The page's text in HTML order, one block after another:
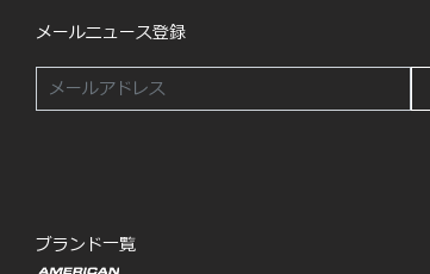
メールニュース登録
ブランド一覧